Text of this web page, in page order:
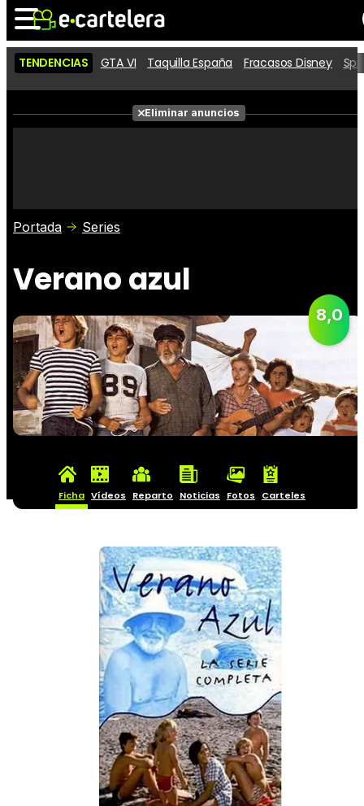
Noticias Cartelera
Películas
Críticas
TENDENCIAS GTA VI Taquilla España Fracasos Disney
Eliminar anuncios
Portada Series
Verano azul
8,0
Ficha Vídeos Reparto Noticias Fotos Carteles